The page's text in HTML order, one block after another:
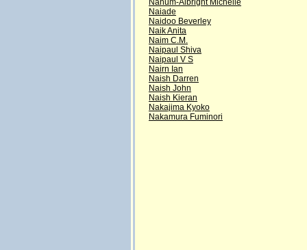
Nahum-Albright Michelle
Naiade
Naidoo Beverley
Naik Anita
Naim C.M.
Naipaul Shiva
Naipaul V S
Nairn Ian
Naish Darren
Naish John
Naish Kieran
Nakajima Kyoko
Nakamura Fuminori